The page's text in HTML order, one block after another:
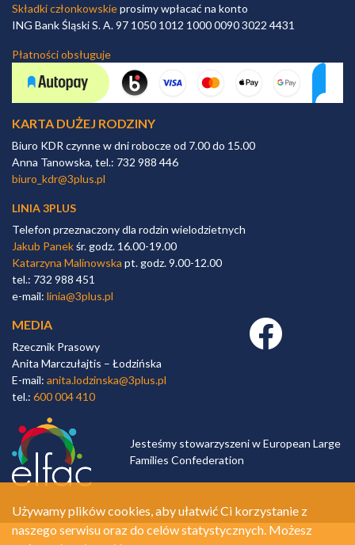
Składki członkowskieprosimy wpłacać na konto
ING Bank Śląski S. A. 97 1050 1012 1000 0090 3022 4431
Płatności obsługuje
KARTA DUŻEJ RODZINY
Biuro KDR czynne w dni robocze od 7.00 do 15.00
Anna Tanowska, tel.: 732 988 446
biuro_kdr@3plus.pl
LINIA 3PLUS
Telefon przeznaczony dla rodzin wielodzietnych
Jakub Panekśr. godz. 16.00-19.00
Katarzyna Malinowska pt. godz. 9.00-12.00
tel.: 732 988 451
e-mail: linia@3plus.pl
MEDIA
Rzecznik Prasowy
Anita Marczułajtis – Łodzińska
E-mail: anita.lodzinska@3plus.pl
tel.: 600 004 410
Facebook link
Jesteśmy stowarzyszeni w European Large
Families Confederation
Używamy plików cookies, aby ułatwić Ci korzystanie z
naszego serwisu oraz do celów statystycznych. Możesz